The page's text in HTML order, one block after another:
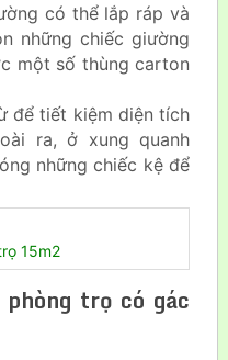
có thể lắp ráp và
những chiếc giường
một số thùng carton
để tiết kiệm diện tích
ra, ở xung quanh
những chiếc kệ để
15m2
trọ có gác